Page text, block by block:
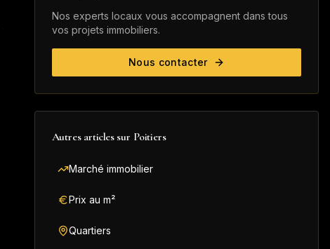
Nos experts locaux vous accompagnent dans tous
vos projets immobiliers.
Nous contacter
Autres articles sur Poitiers
Marché immobilier
Prix au m²
Quartiers